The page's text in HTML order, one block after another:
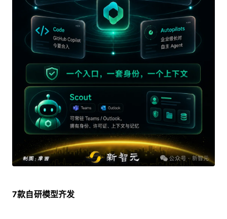
7款自研模型齐发